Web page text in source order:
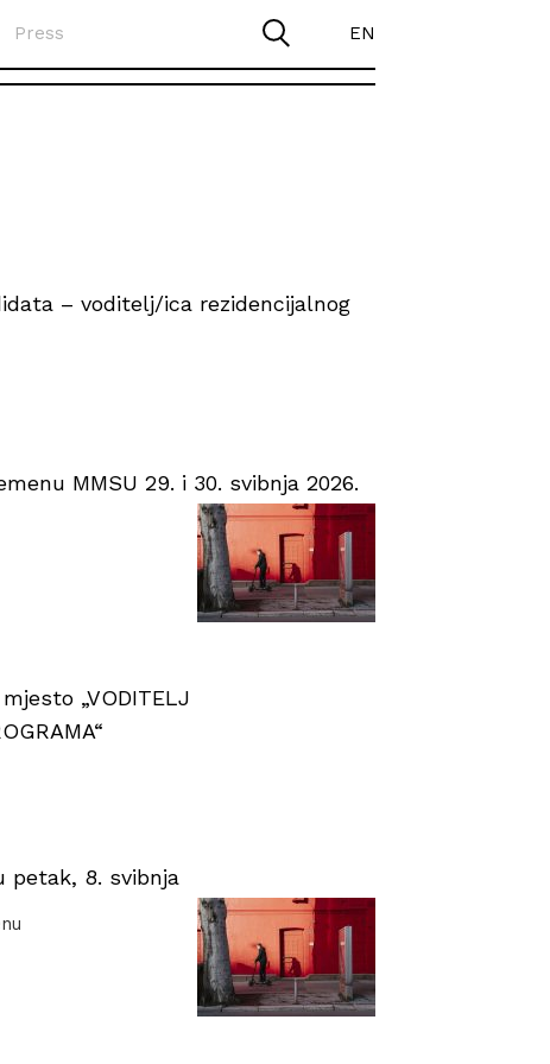
Press EN
– voditelj/ica rezidencijalnog
MMSU 29. i 30. svibnja 2026.
„VODITELJ
petak, 8. svibnja